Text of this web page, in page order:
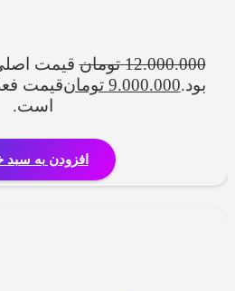
12.000.000 تومان
بود.9.000.000 تومان
است.
افزودن به سبد